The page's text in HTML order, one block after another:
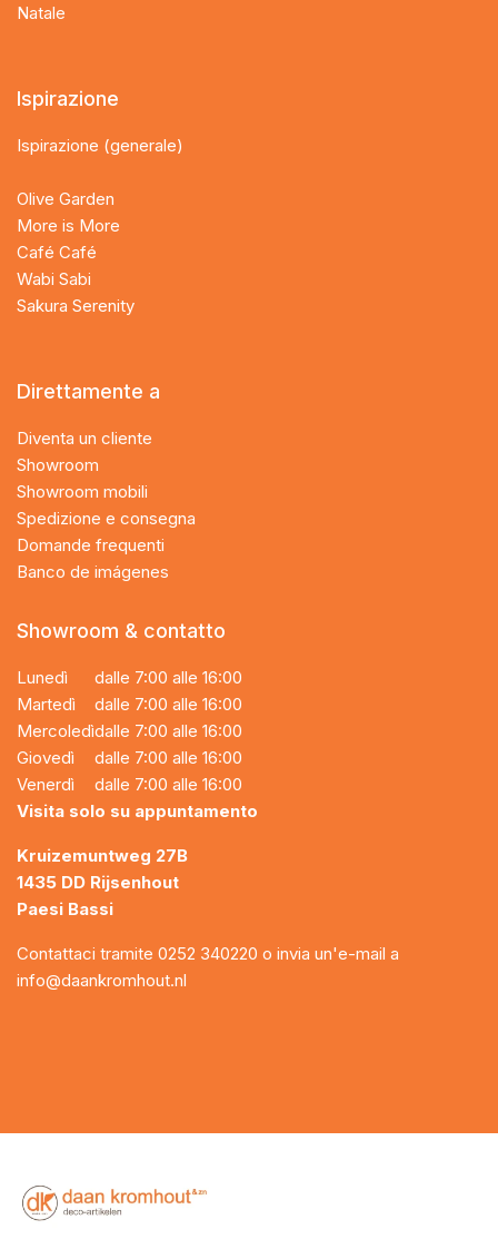
Natale
Ispirazione
Ispirazione (generale)
Olive Garden
More is More
Café Café
Wabi Sabi
Sakura Serenity
Direttamente a
Diventa un cliente
Showroom
Showroom mobili
Spedizione e consegna
Domande frequenti
Banco de imágenes
Showroom & contatto
Lunedì
dalle 7:00 alle 16:00
Martedì
dalle 7:00 alle 16:00
Mercoledìdalle 7:00 alle 16:00
Giovedì
dalle 7:00 alle 16:00
Venerdì
dalle 7:00 alle 16:00
Visita solo su appuntamento
Kruizemuntweg 27B
1435 DD Rijsenhout
Paesi Bassi
Contattaci tramite 0252 340220 o invia un'e-mail a
info@daankromhout.nl